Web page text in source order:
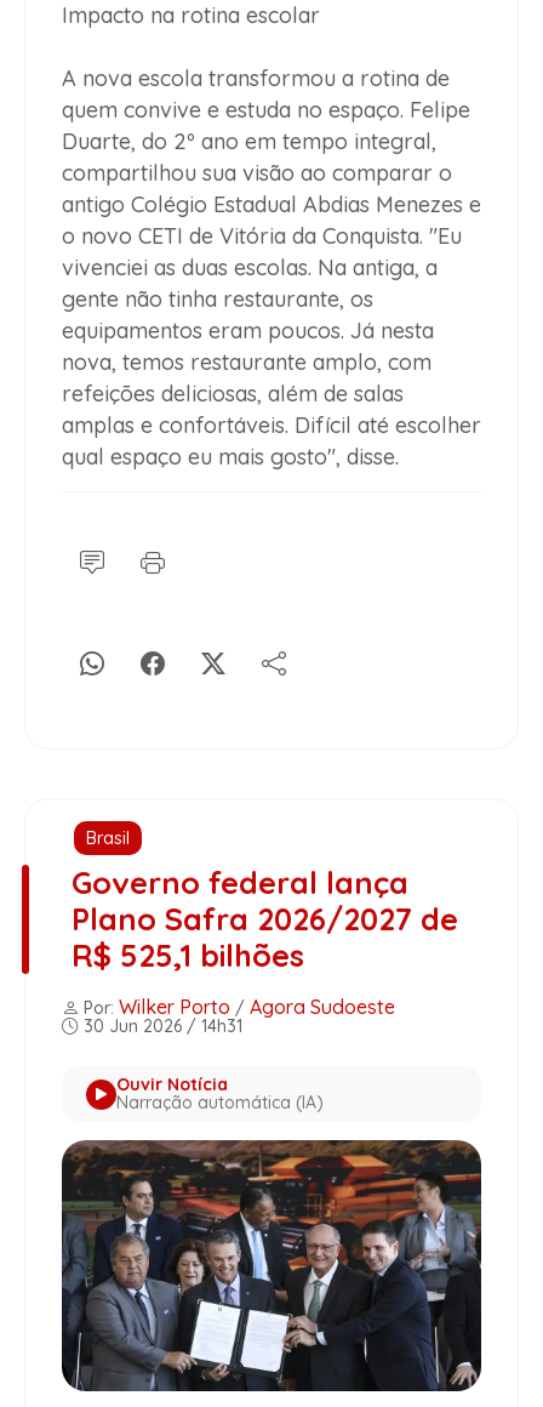
Impacto na rotina escolar
A nova escola transformou a rotina de
quem convive e estuda no espaço. Felipe
Duarte, do 2º ano em tempo integral,
compartilhou sua visão ao comparar o
antigo Colégio Estadual Abdias Menezes e
o novo CETI de Vitória da Conquista. "Eu
vivenciei as duas escolas. Na antiga, a
gente não tinha restaurante, os
equipamentos eram poucos. Já nesta
nova, temos restaurante amplo, com
refeições deliciosas, além de salas
amplas e confortáveis. Difícil até escolher
qual espaço eu mais gosto", disse.
Brasil
Governo federal lança
Plano Safra 2026/2027 de
R$ 525,1 bilhões
Por: Wilker Porto / Agora Sudoeste
30 Jun 2026 / 14h31
Ouvir Notícia
Narração automática (IA)